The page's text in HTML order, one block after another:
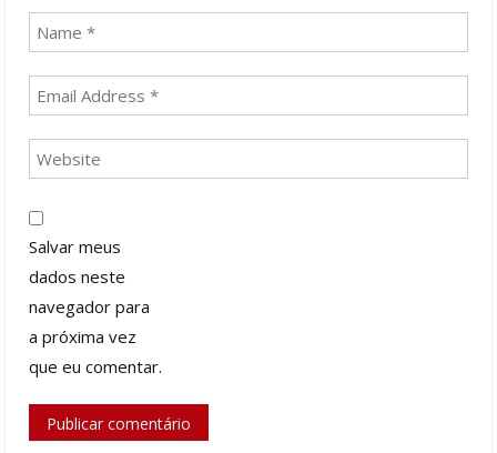
Salvar meus
dados neste
navegador para
a próxima vez
que eu comentar.